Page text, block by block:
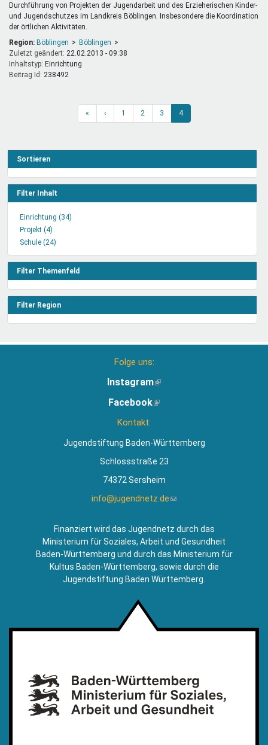
Durchführung von Projekten der Jugendarbeit und des Erzieherischen Kinder-
und Jugendschutzes im Landkreis Böblingen. Insbesondere die Koordination
der örtlichen Aktivitäten.
Region: Böblingen
Böblingen
Zuletzt geändert: 22.02.2013 - 09:38
Inhaltstyp:
einrichtung
Beitrag Id: 238492
« ‹ 1 2 3 4
Sortieren
Filter Inhalt
Einrichtung (34)
Projekt (4)
Filter
anwenden
Schule (24)
Filter
anwenden
Filter Themenfeld
Filter Region
Folge uns:
Instagram(Link
extern)
Facebook(Link
Kontakt:
Jugendstiftung Baden-Württemberg
Schlossstraße 23
74372 Sersheim
info@jugendnetz.de(Link
Mail)
Finanziert wird das Jugendnetz durch das
Ministerium für Soziales, Arbeit und Gesundheit
Baden-Württemberg und durch das Ministerium für
Kultus Baden-Württemberg, sowie durch die
Jugendstiftung Baden Württemberg.